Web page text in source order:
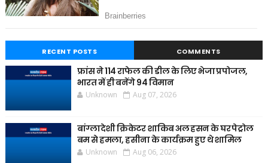
RECENT POSTS COMMENTS
फ्रांस ने 114 राफेल की डील के लिए भेजा प्रपोजल,
भारत में ही बनेंगे 94 विमान
Unknown Aug 07, 2026
बांग्लादेशी क्रिकेटर शाकिब अल हसन के घर पेट्रोल
बम से हमला, हसीना के कार्यक्रम हुए थे शामिल
Unknown Aug 06, 2026